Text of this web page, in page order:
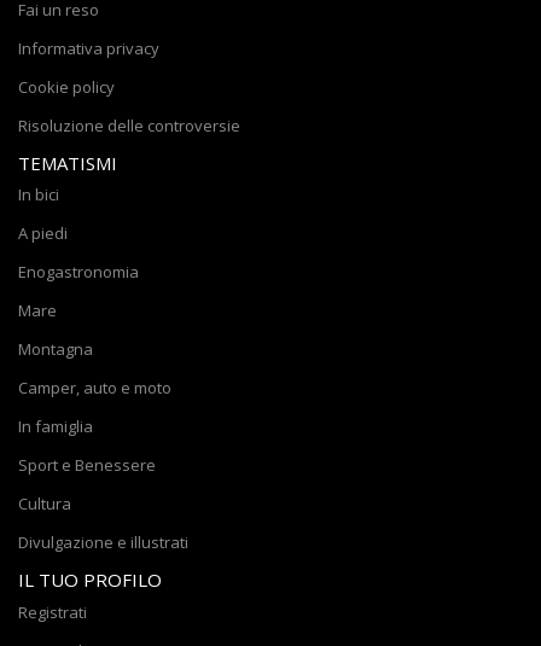
Fai un reso
Informativa privacy
Cookie policy
Risoluzione delle controversie
TEMATISMI
In bici
A piedi
Enogastronomia
Mare
Montagna
Camper, auto e moto
In famiglia
Sport e Benessere
Cultura
Divulgazione e illustrati
IL TUO PROFILO
Registrati